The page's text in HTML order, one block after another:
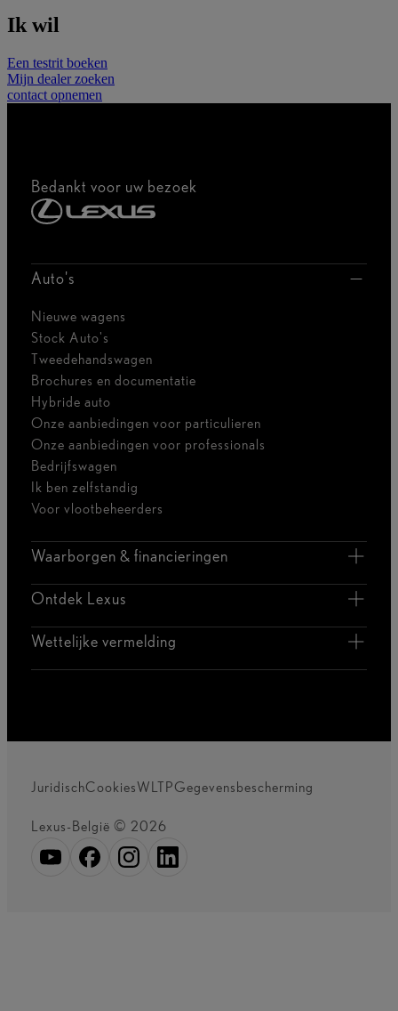
Ik wil
Een testrit boeken
Mijn dealer zoeken
contact opnemen
Bedankt voor uw bezoek
Auto's
Nieuwe wagens
Stock Auto's
Tweedehandswagen
Brochures en documentatie
Hybride auto
Onze aanbiedingen voor particulieren
Onze aanbiedingen voor professionals
Bedrijfswagen
Ik ben zelfstandig
Voor vlootbeheerders
Waarborgen & financieringen
Ontdek Lexus
Wettelijke vermelding
JuridischCookiesWLTPGegevensbescherming
Lexus-België © 2026